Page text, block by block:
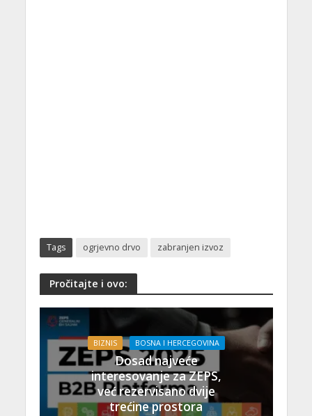
Tags ogrjevno drvo zabranjen izvoz
Pročitajte i ovo:
BIZNIS BOSNA I HERCEGOVINA
Dosad najveće
interesovanje za ZEPS,
već rezervisano dvije
trećine prostora